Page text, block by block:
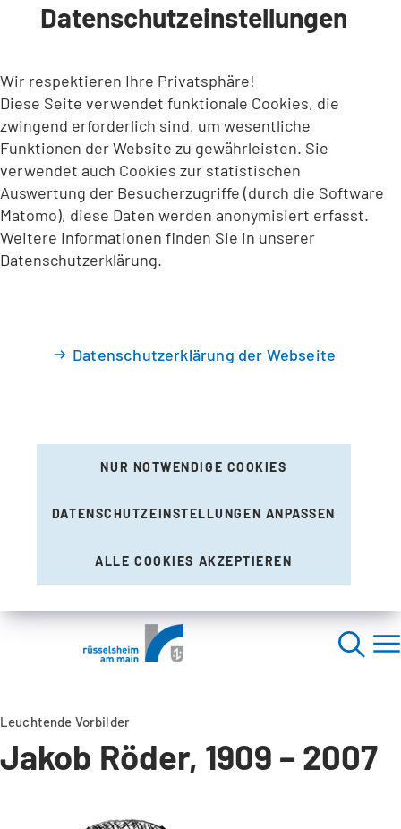
INHALT ANSPRINGEN
Datenschutzeinstellungen
Wir respektieren Ihre Privatsphäre!
Diese Seite verwendet funktionale Cookies, die
zwingend erforderlich sind, um wesentliche
Funktionen der Website zu gewährleisten. Sie
verwendet auch Cookies zur statistischen
Auswertung der Besucherzugriffe (durch die Software
Matomo), diese Daten werden anonymisiert erfasst.
Weitere Informationen finden Sie in unserer
Datenschutzerklärung.
Datenschutzerklärung der Webseite
NUR NOTWENDIGE COOKIES
DATENSCHUTZEINSTELLUNGEN ANPASSEN
ALLE COOKIES AKZEPTIEREN
Leuchtende Vorbilder
Jakob Röder, 1909 – 2007